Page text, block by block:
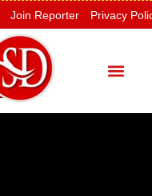
Join Reporter Privacy